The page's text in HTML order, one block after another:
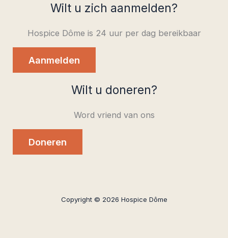
Wilt u zich aanmelden?
Hospice Dôme is 24 uur per dag bereikbaar
Aanmelden
Wilt u doneren?
Word vriend van ons
Doneren
Copyright © 2026 Hospice Dôme